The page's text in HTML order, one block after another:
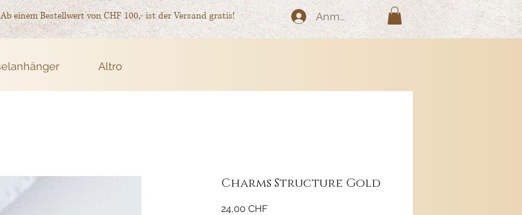
Ab einem Bestellwert von CHF 100,- ist der Versand gratis! Anmelden
Altro
Charms Structure Gold
24,00 CHFPreis